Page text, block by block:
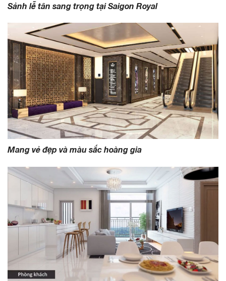
Sảnh lễ tân sang trọng tại Saigon Royal
Mang vẻ đẹp và màu sắc hoàng gia